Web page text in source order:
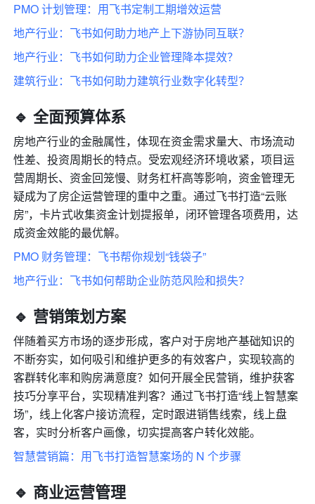
PMO 计划管理：用飞书定制工期增效运营
地产行业：飞书如何助力地产上下游协同互联？
地产行业：飞书如何助力企业管理降本提效？
建筑行业：飞书如何助力建筑行业数字化转型？
🔹 全面预算体系
房地产行业的金融属性，体现在资金需求量大、市场流动
性差、投资周期长的特点。受宏观经济环境收紧，项目运
营周期长、资金回笼慢、财务杠杆高等影响，资金管理无
疑成为了房企运营管理的重中之重。通过飞书打造“云账
房”，卡片式收集资金计划提报单，闭环管理各项费用，达
成资金效能的最优解。
PMO 财务管理：飞书帮你规划“钱袋子”
地产行业：飞书如何帮助企业防范风险和损失？
🔹 营销策划方案
伴随着买方市场的逐步形成，客户对于房地产基础知识的
不断夯实，如何吸引和维护更多的有效客户，实现较高的
客群转化率和购房满意度？如何开展全民营销，维护获客
技巧分享平台，实现精准判客？通过飞书打造“线上智慧案
场”，线上化客户接访流程，定时跟进销售线索，线上盘
客，实时分析客户画像，切实提高客户转化效能。
智慧营销篇：用飞书打造智慧案场的 N 个步骤
🔹 商业运营管理